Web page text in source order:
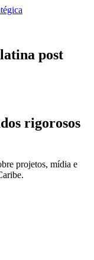
post
rigorosos
projetos, mídia e